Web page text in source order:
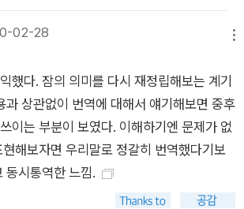
은 잘못된 진단을 내리고 수술 도구를 배에
저지른다. 졸음운전은 음주 운전보다 더 많은
에 드는 노력은 음주 운전과 비교했을 때 2
모든 질문은 우리가 잠을 자야만 하는 이유
다. 카페인과 알코올은 잠에 어떻게 영향을
제로 어떤 일이 일어날까? 우리의 수면 양
따라 달라질까? 흔히 접할 수 있는 수면제
장기적으로 우리에게 어떤 피해를 끼칠 수
02-28
했다. 잠의 의미를 다시 재정립해보는 계기
과 상관없이 번역에 대해서 얘기해보면 중후
이는 부분이 보였다. 이해하기엔 문제가 없
해보자면 우리말로 정갈히 번역했다기보
동시통역한 느낌.